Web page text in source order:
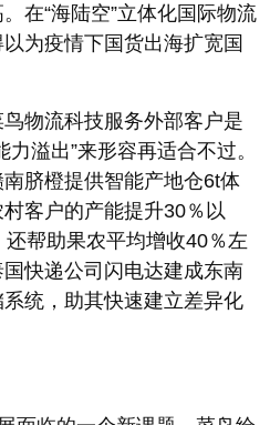
在“海陆空”立体化国际物流
为疫情下国货出海扩宽国
物流科技服务外部客户是
溢出”来形容再适合不过。
脐橙提供智能产地仓6t体
客户的产能提升30％以
还帮助果农平均增收40％左
快递公司闪电达建成东南
统，助其快速建立差异化